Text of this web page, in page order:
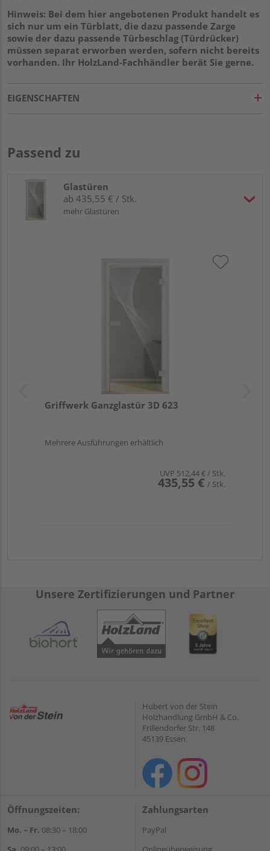
Hinweis: Bei dem hier angebotenen Produkt handelt es
sich nur um ein Türblatt, die dazu passende Zarge
sowie der dazu passende Türbeschlag (Türdrücker)
müssen separat erworben werden, sofern nicht bereits
vorhanden. Ihr HolzLand-Fachhändler berät Sie gerne.
EIGENSCHAFTEN
Passend zu
Glastüren
ab 435,55 € / Stk.
mehr Glastüren
Griffwerk Ganzglastür 3D 623
Mehrere Ausführungen erhältlich
UVP 512,44 €/ Stk.
435,55 € / Stk.
Unsere Zertifizierungen und Partner
Hubert von der Stein
Holzhandlung GmbH & Co.
Frillendorfer Str. 148
45139 Essen
Öffnungszeiten:
Mo. – Fr. 08:30 – 18:00
Zahlungsarten
PayPal